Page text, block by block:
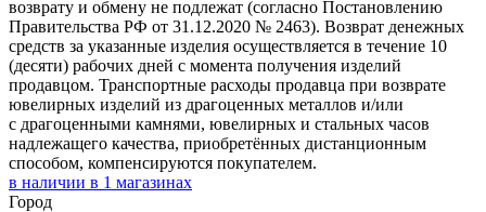
возврату и обмену не подлежат (согласно Постановлению
Правительства РФ от 31.12.2020 № 2463). Возврат денежных
средств за указанные изделия осуществляется в течение 10
(десяти) рабочих дней с момента получения изделий
продавцом. Транспортные расходы продавца при возврате
ювелирных изделий из драгоценных металлов и/или
с драгоценными камнями, ювелирных и стальных часов
надлежащего качества, приобретённых дистанционным
способом, компенсируются покупателем.
в наличии в 1 магазинах
Город